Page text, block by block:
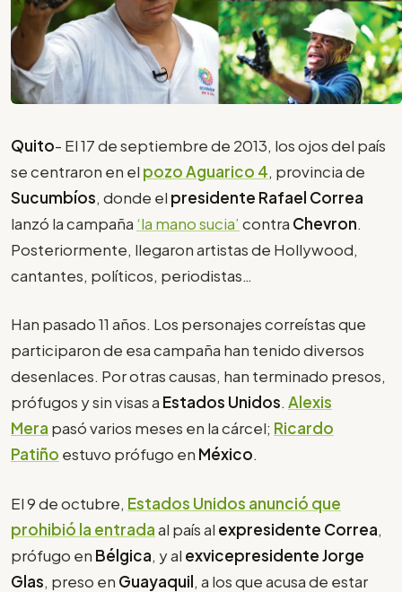
Quito- El 17 de septiembre de 2013, los ojos del país
se centraron en el pozo Aguarico 4, provincia de
Sucumbíos, donde el presidente Rafael Correa
lanzó la campaña ‘la mano sucia’ contra Chevron.
Posteriormente, llegaron artistas de Hollywood,
cantantes, políticos, periodistas…
Han pasado 11 años. Los personajes correístas que
participaron de esa campaña han tenido diversos
desenlaces. Por otras causas, han terminado presos,
prófugos y sin visas a Estados Unidos. Alexis
Mera pasó varios meses en la cárcel; Ricardo
Patiño estuvo prófugo en México.
El 9 de octubre, Estados Unidos anunció que
prohibió la entradaal país al expresidente Correa,
prófugo en Bélgica, y al exvicepresidente Jorge
Glas, preso en Guayaquil, a los que acusa de estar